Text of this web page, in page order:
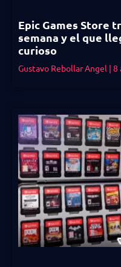
Epic Games Store
semana y el que
curioso
Gustavo Rebollar Angel 8